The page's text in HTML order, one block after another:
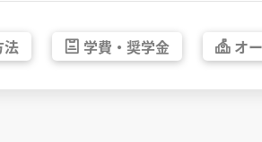
法 学費・ 奨学金 オ